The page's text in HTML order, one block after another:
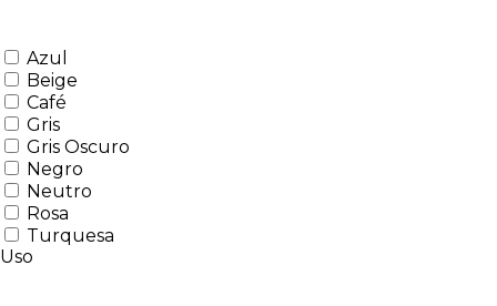
Azul
Beige
Café
Gris
Gris Oscuro
Negro
Neutro
Rosa
Turquesa
Uso